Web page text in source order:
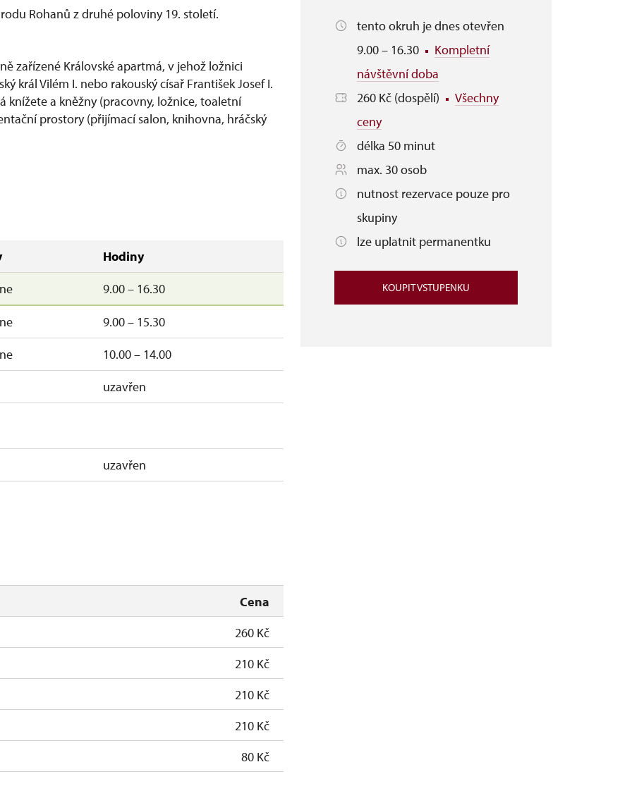
Rohanů z druhé poloviny 19. století.
zařízené Královské apartmá, v jehož ložnici
král Vilém I. nebo rakouský císař František Josef I.
knížete a kněžny (pracovny, ložnice, toaletní
prostory (přijímací salon, knihovna, hráčský
Hodiny
9.00 – 16.30
9.00 – 15.30
10.00 – 14.00
uzavřen
uzavřen
Cena
260 Kč
210 Kč
210 Kč
210 Kč
80 Kč
tento okruh je dnes otevřen
9.00 – 16.30
Kompletní
návštěvní doba
260 Kč (dospělí)
Všechny
ceny
délka 50 minut
max. 30 osob
nutnost rezervace pouze pro
skupiny
lze uplatnit permanentku
KOUPIT VSTUPENKU